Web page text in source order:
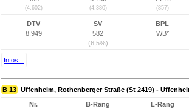
(4.602) (4.380) (857)
DTV
8.949
SV
582
(6,5%)
BPL
WB*
Infos...
B 13 Uffenheim, Rothenberger Straße (St 2419) -
Nr.
B-Rang
L-Rang